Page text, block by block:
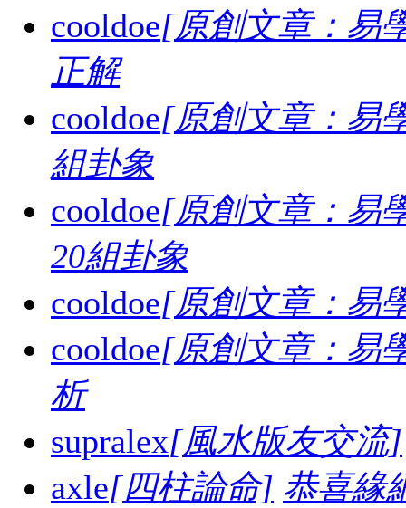
cooldoe[原創文章：易
正解
cooldoe[原創文章：易
組卦象
cooldoe[原創文章：易
20組卦象
cooldoe[原創文章：易
cooldoe[原創文章：易
析
supralex[風水版友交流]
axle[四柱論命] 恭喜緣